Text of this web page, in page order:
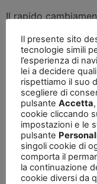
Il rapido
pressioni su tutto il
l’industria
i trend più
tecnologie
consumatori, sta
fenomeni. I
sono sempre più
imprese stanno
coerenti con
meglio l’uso delle
Il presente sito
tecnologie simili
l’esperienza di
lei a decidere
rispettiamo il suo
scegliere di
pulsante Accetta
cookie cliccando
impostazioni e le
pulsante
singoli cookie di
comporta il
la continuazione
cookie diversi da